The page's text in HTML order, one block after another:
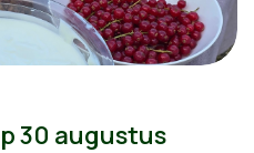
30 augustus